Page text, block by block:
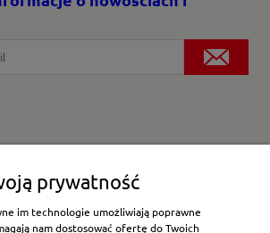
prywatność
im technologie umożliwiają poprawne
nam dostosować ofertę do Twoich